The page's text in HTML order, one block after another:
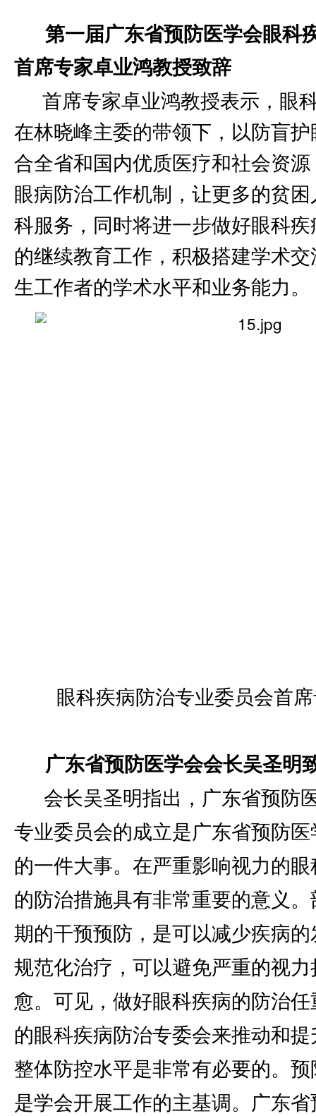
第一届广东省预防医学会眼科
首席专家卓业鸿教授致辞
首席专家卓业鸿教授表示，眼
在林晓峰主委的带领下，以防盲
合全省和国内优质医疗和社会资
眼病防治工作机制，让更多的贫
科服务，同时将进一步做好眼科
的继续教育工作，积极搭建学术
生工作者的学术水平和业务能力。
眼科疾病防治专业委员会首
广东省预防医学会会长吴圣明
会长吴圣明指出，广东省预防
专业委员会的成立是广东省预防
的一件大事。在严重影响视力的
的防治措施具有非常重要的意义
期的干预预防，是可以减少疾病
规范化治疗，可以避免严重的视
愈。可见，做好眼科疾病的防治
的眼科疾病防治专委会来推动和
整体防控水平是非常有必要的。
是学会开展工作的主基调。广东